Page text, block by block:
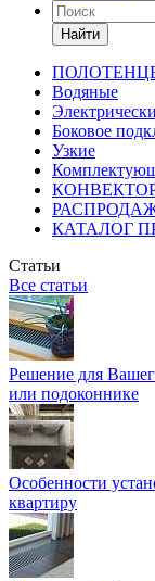
Найти
Водяные
Боковое
Узкие
КАТАЛОГ
Статьи
Все статьи
Решение для
или подоконнике
Особенности
квартиру